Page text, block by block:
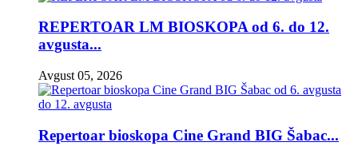
REPERTOAR LM BIOSKOPA od 6. do 12.
avgusta...
Avgust 05, 2026
Repertoar bioskopa Cine Grand BIG Šabac...